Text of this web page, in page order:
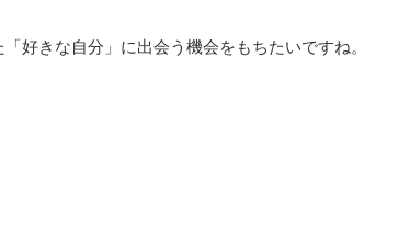
好きな自分」に出会う機会をもちたいですね。